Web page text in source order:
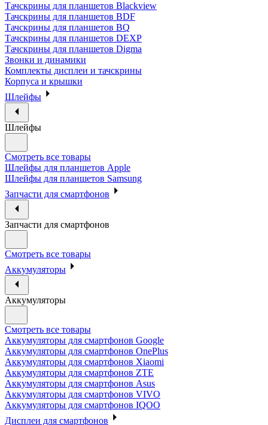
Тачскрины для планшетов Blackview
Тачскрины для планшетов BDF
Тачскрины для планшетов BQ
Тачскрины для планшетов DEXP
Тачскрины для планшетов Digma
Звонки и динамики
Комплекты дисплеи и тачскрины
Корпуса и крышки
Шлейфы
Шлейфы
Смотреть все товары
Шлейфы для планшетов Apple
Шлейфы для планшетов Samsung
Запчасти для смартфонов
Запчасти для смартфонов
Смотреть все товары
Аккумуляторы
Аккумуляторы
Смотреть все товары
Аккумуляторы для смартфонов Google
Аккумуляторы для смартфонов OnePlus
Аккумуляторы для смартфонов Xiaomi
Аккумуляторы для смартфонов ZTE
Аккумуляторы для cмартфонов Asus
Аккумуляторы для смартфонов VIVO
Аккумуляторы для смартфонов IQOO
Дисплеи для смартфонов